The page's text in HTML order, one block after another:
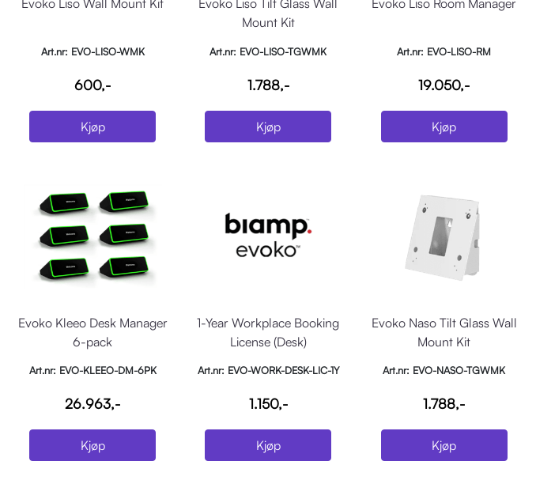
Evoko Liso Wall Mount Kit
Art.nr: EVO-LISO-WMK
600,-
Kjøp
Evoko Liso Tilt Glass Wall
Mount Kit
Art.nr: EVO-LISO-TGWMK
1.788,-
Kjøp
Evoko Liso Room Manager
Art.nr: EVO-LISO-RM
19.050,-
Kjøp
Evoko Kleeo Desk Manager
6-pack
Art.nr: EVO-KLEEO-DM-6PK
26.963,-
Kjøp
1-Year Workplace Booking
License (Desk)
Art.nr: EVO-WORK-DESK-LIC-1Y
1.150,-
Kjøp
Evoko Naso Tilt Glass Wall
Mount Kit
Art.nr: EVO-NASO-TGWMK
1.788,-
Kjøp